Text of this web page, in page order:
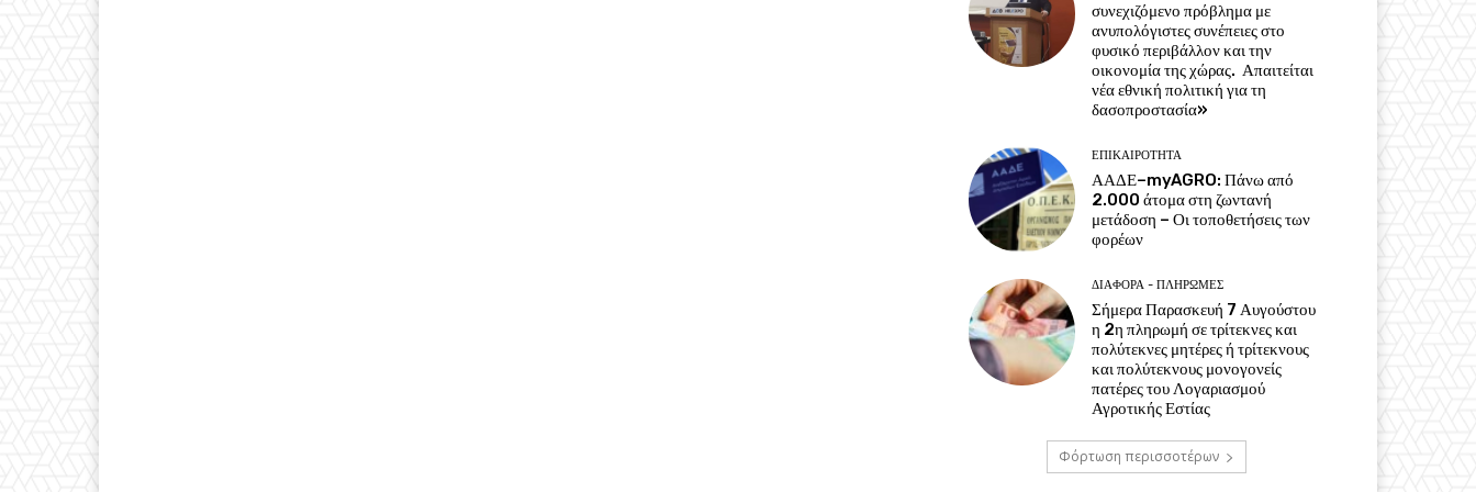
συνεχιζόμενο πρόβλημα με
ανυπολόγιστες συνέπειες στο
φυσικό περιβάλλον και την
οικονομία της χώρας. Απαιτείται
νέα εθνική πολιτική για τη
δασοπροστασία»
ΕΠΙΚΑΙΡΌΤΗΤΑ
ΑΑΔΕ–myAGRO: Πάνω από
2.000 άτομα στη ζωντανή
μετάδοση – Οι τοποθετήσεις των
φορέων
ΔΙΆΦΟΡΑ - ΠΛΗΡΩΜΈΣ
Σήμερα Παρασκευή 7 Αυγούστου
η 2η πληρωμή σε τρίτεκνες και
πολύτεκνες μητέρες ή τρίτεκνους
και πολύτεκνους μονογονείς
πατέρες του Λογαριασμού
Αγροτικής Εστίας
Φόρτωση περισσοτέρων